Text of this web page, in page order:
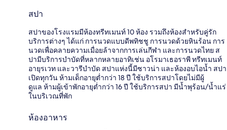
สปา
สปาของโรงแรมมีห้องทรีทเมนท์ 10 ห้อง รวมถึงห้องสำหรับคู่รัก
บริการต่างๆ ได้แก่ การนวดแบบดีพทิชชู การนวดด้วยหินร้อน การ
นวดเพื่อคลายความเมื่อยล้าจากการเล่นกีฬา และการนวดไทย ส
ปามีบริการบำบัดที่หลากหลายอาทิเช่น อโรมาเธอราพี ทรีทเมนท์
อายุรเวท และวารีบำบัด สปาแห่งนี้มีซาวน่า และห้องอบไอน้ำ สปา
เปิดทุกวัน ห้ามเด็กอายุต่ำกว่า 18 ปี ใช้บริการสปาโดยไม่มีผู้
ดูแล ห้ามผู้เข้าพักอายุต่ำกว่า 16 ปี ใช้บริการสปา มีน้ำพุร้อน/น้ำแร่
ในบริเวณที่พัก
ห้องอาหาร